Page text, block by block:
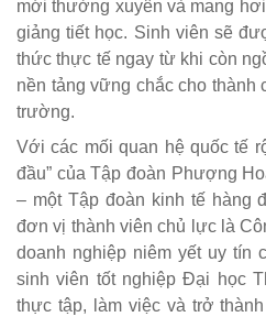
mới thường xuyên và mang
giảng tiết học. Sinh viên sẽ
thức thực tế ngay từ khi còn
nền tảng vững chắc cho thành
trường.
Với các mối quan hệ quốc tế
đầu” của Tập đoàn Phượng
– một Tập đoàn kinh tế hàng
đơn vị thành viên chủ lực là
doanh nghiệp niêm yết uy tín
sinh viên tốt nghiệp Đại học
thực tập, làm việc và trở